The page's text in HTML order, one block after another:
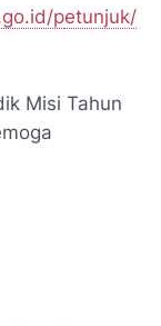
petunjuk/
Misi Tahun